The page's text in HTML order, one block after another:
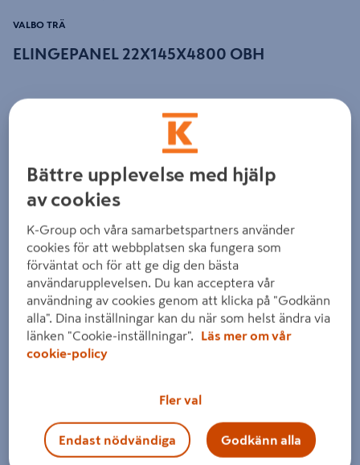
ELINGEPANEL 22X145X4800 OBH
VALBO TRÄ
Bättre upplevelse med hjälp
av cookies
K-Group och våra samarbetspartners använder
cookies för att webbplatsen ska fungera som
förväntat och för att ge dig den bästa
användarupplevelsen. Du kan acceptera vår
användning av cookies genom att klicka på "Godkänn
alla". Dina inställningar kan du när som helst ändra via
länken "Cookie-inställningar".
Läs mer om vår
cookie-policy
Fler val
Endast nödvändiga Godkänn alla